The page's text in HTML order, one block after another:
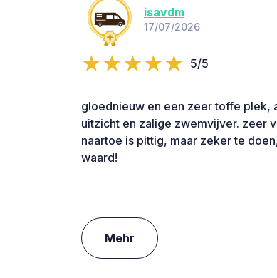
isavdm
17/07/2026
5/5
gloednieuw en een zeer toffe plek,
uitzicht en zalige zwemvijver. zeer
naartoe is pittig, maar zeker te
waard!
Mehr